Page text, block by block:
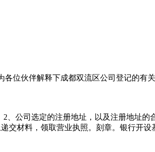
位伙伴解释下成都双流区公司登记的
公司选定的注册地址，以及注册地址
交材料，领取营业执照。刻章。银行开设